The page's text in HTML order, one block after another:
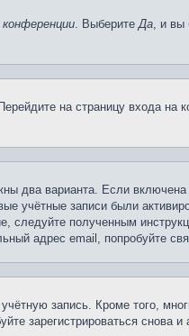
. ВыберитеДа, и вы
на страницу входа
два варианта. Если
учётные записи были
следуйте полученным
адрес email, попробуйте
запись. Кроме того,
зарегистрироваться снова и